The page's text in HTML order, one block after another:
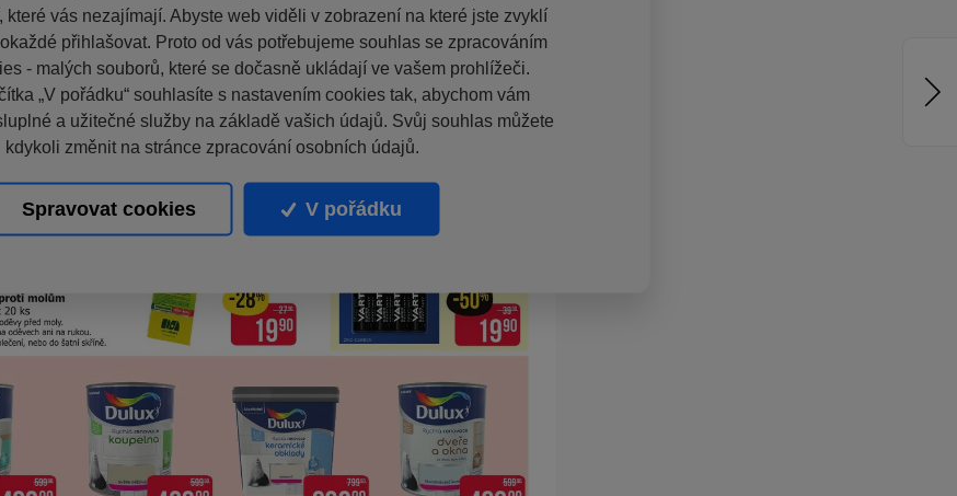
které vás nezajímají. Abyste web viděli v zobrazení na které jste zvyklí
přihlašovat. Proto od vás potřebujeme souhlas se zpracováním
- malých souborů, které se dočasně ukládají ve vašem prohlížeči.
„V pořádku“ souhlasíte s nastavením cookies tak, abychom vám
a užitečné služby na základě vašich údajů. Svůj souhlas můžete
kdykoli změnit na stránce zpracování osobních údajů.
Spravovat cookies V pořádku